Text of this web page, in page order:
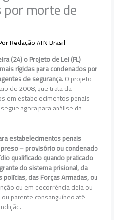
morte de
Redação ATN Brasil
(24) o Projeto de Lei (PL)
rígidas para condenados por
de segurança.O projeto
de 2008, que trata da
em estabelecimentos penais
agora para análise da
estabelecimentos penais
– provisório ou condenado
qualificado quando praticado
do sistema prisional, da
polícias, das Forças Armadas, ou
ou em decorrência dela ou
parente consanguíneo até